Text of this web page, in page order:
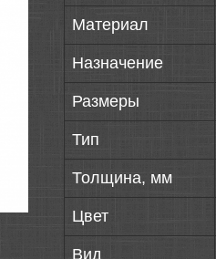
Материал
Назначение
Размеры
Тип
Толщина, мм
Цвет
Вид